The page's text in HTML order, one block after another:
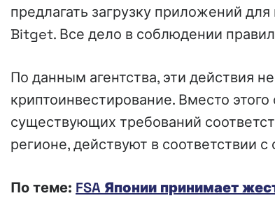
предлагать загрузку приложений
Bitget. Все дело в соблюдении
По данным агентства, эти действия
криптоинвестирование. Вместо
существующих требований
регионе, действуют в соответствии
По теме: FSA Японии принимает